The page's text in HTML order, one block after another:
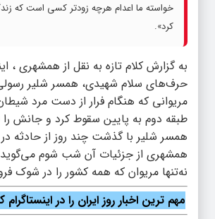
خواسته ما اعدام هرچه زودتر کسی است که
کرد».
به گزارش کلام تازه به نقل از همشهری ،
حرف‌های سلام شهیدی، همسر شلیر
مریوانی که هنگام فرار از دست مرد
طبقه دوم به پایین سقوط کرد و جانش
همسر شلیر با گذشت چند روز از حادثه
همشهری از جزئیات آن شب شوم می‌گوید
نه‌تنها مریوان که همه کشور را در شوک
مهم ترین اخبار روز ایران را در اینستاگرام